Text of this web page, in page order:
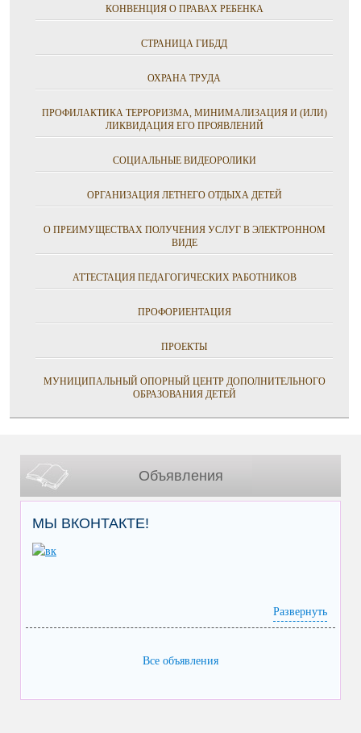
КОНВЕНЦИЯ О ПРАВАХ РЕБЕНКА
СТРАНИЦА ГИБДД
ОХРАНА ТРУДА
ПРОФИЛАКТИКА ТЕРРОРИЗМА, МИНИМАЛИЗАЦИЯ И (ИЛИ)
ЛИКВИДАЦИЯ ЕГО ПРОЯВЛЕНИЙ
СОЦИАЛЬНЫЕ ВИДЕОРОЛИКИ
ОРГАНИЗАЦИЯ ЛЕТНЕГО ОТДЫХА ДЕТЕЙ
О ПРЕИМУЩЕСТВАХ ПОЛУЧЕНИЯ УСЛУГ В ЭЛЕКТРОННОМ
ВИДЕ
АТТЕСТАЦИЯ ПЕДАГОГИЧЕСКИХ РАБОТНИКОВ
ПРОФОРИЕНТАЦИЯ
ПРОЕКТЫ
МУНИЦИПАЛЬНЫЙ ОПОРНЫЙ ЦЕНТР ДОПОЛНИТЕЛЬНОГО
ОБРАЗОВАНИЯ ДЕТЕЙ
Объявления
МЫ ВКОНТАКТЕ!
Развернуть
Все объявления